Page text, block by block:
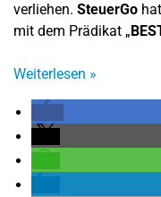
verliehen. SteuerGo
mit dem Prädikat „
Weiterlesen »